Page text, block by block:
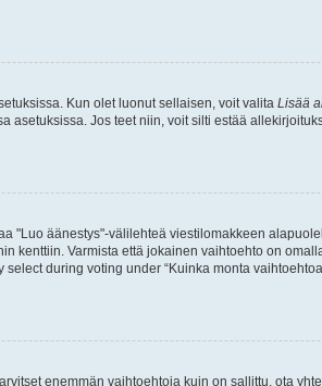
Kun olet luonut sellaisen, voit valita Lisää
Jos teet niin, voit silti estää
"Luo äänestys"-välilehteä viestilomakkeen
kenttiin. Varmista että jokainen vaihtoehto on
during voting under “Kuinka monta
enemmän vaihtoehtoja kuin on sallittu, ota